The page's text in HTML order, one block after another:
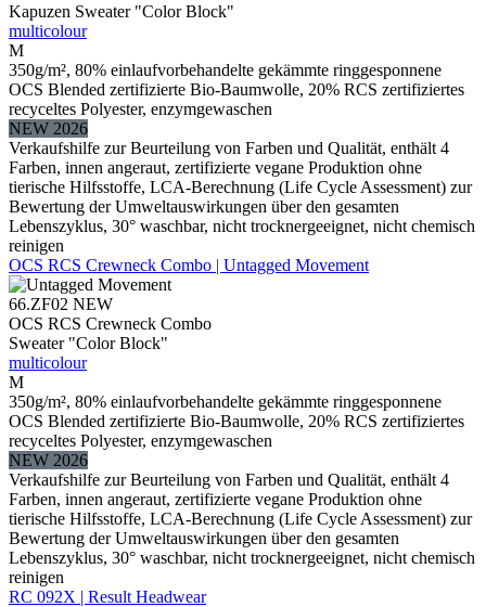
Kapuzen Sweater "Color Block"
multicolour
M
350g/m², 80% einlaufvorbehandelte gekämmte ringgesponnene
OCS Blended zertifizierte Bio-Baumwolle, 20% RCS zertifiziertes
recyceltes Polyester, enzymgewaschen
NEW 2026
Verkaufshilfe zur Beurteilung von Farben und Qualität, enthält 4
Farben, innen angeraut, zertifizierte vegane Produktion ohne
tierische Hilfsstoffe, LCA-Berechnung (Life Cycle Assessment) zur
Bewertung der Umweltauswirkungen über den gesamten
Lebenszyklus, 30° waschbar, nicht trocknergeeignet, nicht chemisch
reinigen
OCS RCS Crewneck Combo | Untagged Movement
66.ZF02 NEW
OCS RCS Crewneck Combo
Sweater "Color Block"
multicolour
M
350g/m², 80% einlaufvorbehandelte gekämmte ringgesponnene
OCS Blended zertifizierte Bio-Baumwolle, 20% RCS zertifiziertes
recyceltes Polyester, enzymgewaschen
NEW 2026
Verkaufshilfe zur Beurteilung von Farben und Qualität, enthält 4
Farben, innen angeraut, zertifizierte vegane Produktion ohne
tierische Hilfsstoffe, LCA-Berechnung (Life Cycle Assessment) zur
Bewertung der Umweltauswirkungen über den gesamten
Lebenszyklus, 30° waschbar, nicht trocknergeeignet, nicht chemisch
reinigen
RC 092X | Result Headwear